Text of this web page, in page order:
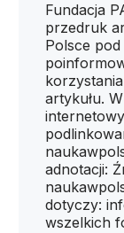
Fundacja
przedruk
Polsce
artykułu.
adnotacji:
dotyczy:
wszelkich